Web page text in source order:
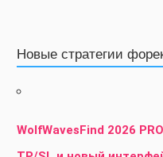
Новые стратегии
WolfWavesFind 2026